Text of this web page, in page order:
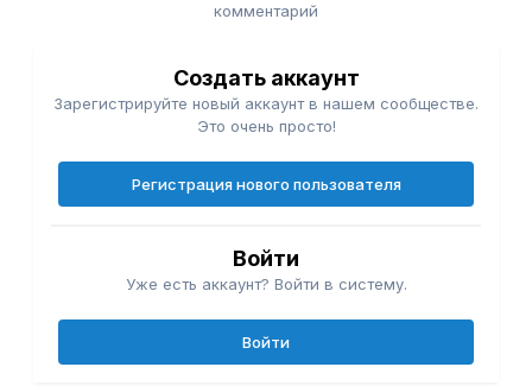
комментарий
Создать аккаунт
Зарегистрируйте новый аккаунт в нашем сообществе.
Это очень просто!
Регистрация нового пользователя
Войти
Уже есть аккаунт? Войти в систему.
Войти